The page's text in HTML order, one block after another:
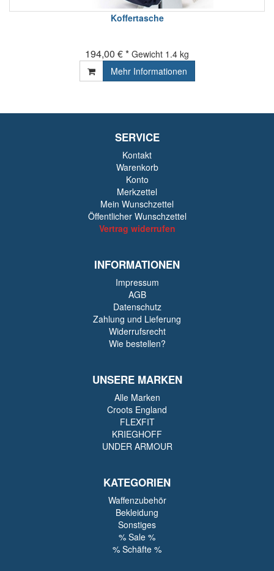
Koffertasche
194,00 € * Gewicht 1.4 kg
Mehr Informationen
SERVICE
Kontakt
Warenkorb
Konto
Merkzettel
Mein Wunschzettel
Öffentlicher Wunschzettel
Vertrag widerrufen
INFORMATIONEN
Impressum
AGB
Datenschutz
Zahlung und Lieferung
Widerrufsrecht
Wie bestellen?
UNSERE MARKEN
Alle Marken
Croots England
FLEXFIT
KRIEGHOFF
UNDER ARMOUR
KATEGORIEN
Waffenzubehör
Bekleidung
Sonstiges
% Sale %
% Schäfte %